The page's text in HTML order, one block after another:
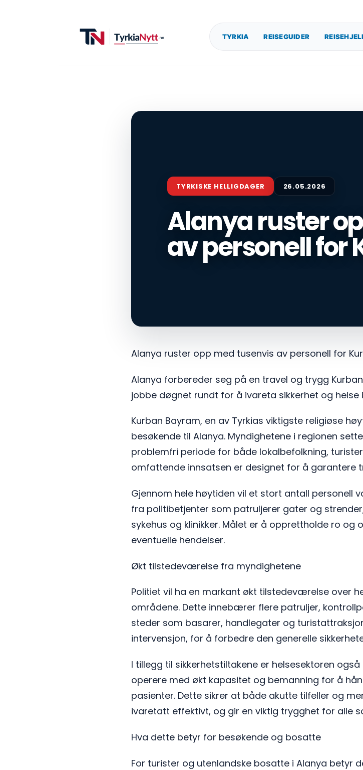
TYRKIA REISEGUIDER
TYRKISKE HELLIGDAGER 26.05.2026
Alanya ruster
av personell for
Alanya ruster opp med tusenvis av personell for
Alanya forbereder seg på en travel og trygg
jobbe døgnet rundt for å ivareta sikkerhet og helse
Kurban Bayram, en av Tyrkias viktigste religiøse
besøkende til Alanya. Myndighetene i regionen
problemfri periode for både lokalbefolkning,
omfattende innsatsen er designet for å garantere
Gjennom hele høytiden vil et stort antall personell
fra politibetjenter som patruljerer gater og
sykehus og klinikker. Målet er å opprettholde ro og
eventuelle hendelser.
Økt tilstedeværelse fra myndighetene
Politiet vil ha en markant økt tilstedeværelse over
områdene. Dette innebærer flere patruljer,
steder som basarer, handlegater og
intervensjon, for å forbedre den generelle
I tillegg til sikkerhetstiltakene er helsesektoren
operere med økt kapasitet og bemanning for å
pasienter. Dette sikrer at både akutte tilfeller og
ivaretatt effektivt, og gir en viktig trygghet for alle
Hva dette betyr for besøkende og bosatte
For turister og utenlandske bosatte i Alanya betyr